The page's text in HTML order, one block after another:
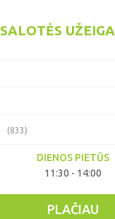
SALOTĖS UŽEIGA
(833)
DIENOS PIETŪS
11:30 - 14:00
PLAČIAU